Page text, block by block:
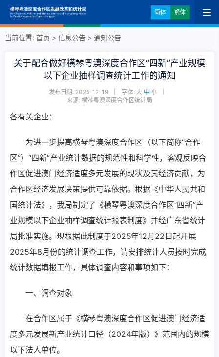
简体 繁体
当前位置: 首页 > 信息公告 > 通知公告
关于配合做好横琴粤澳深度合作区“四新”产业规模
以下企业抽样调查统计工作的通知
发布日期: 2025-12-19 字体: 大 中 小
来源: 横琴粤澳深度合作区统计局
各有关企业：
为进一步提高横琴粤澳深度合作区（以下简称“合作
区”）“四新”产业统计数据的规范性和科学性，客观反映合
作区促进澳门经济适度多元发展的现状及其经济贡献，为
合作区经济发展决策提供可靠依据。根据《中华人民共和
国统计法》，我局制定了《横琴粤澳深度合作区“四新”产
业规模以下企业抽样调查统计报表制度》并经广东省统计
局批准实施。现根据此制度于2025年12月22日起开展
2025年8月份的统计调查工作，请安排统计人员按时完成
统计数据填报工作，具体调查内容和事项如下：
一、调查对象
在合作区属于《横琴粤澳深度合作区促进澳门经济适
度多元发展新产业统计口径（2024年版）》范围内的规模
以下法人单位。